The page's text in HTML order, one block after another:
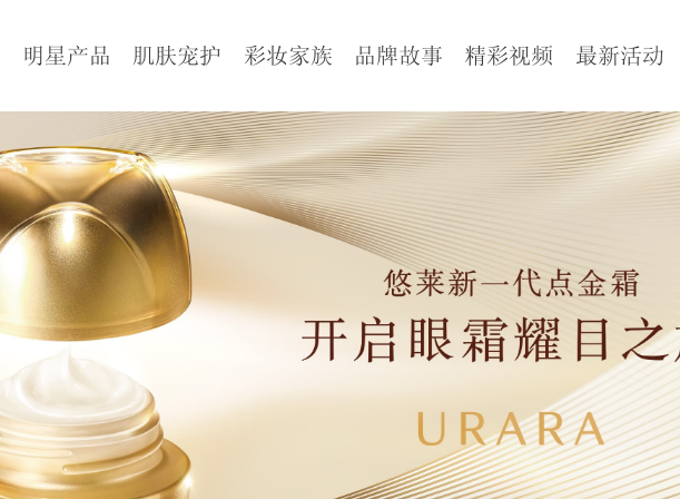
明星产品 肌肤宠护 彩妆家族 品牌故事 精彩视频 最新活动